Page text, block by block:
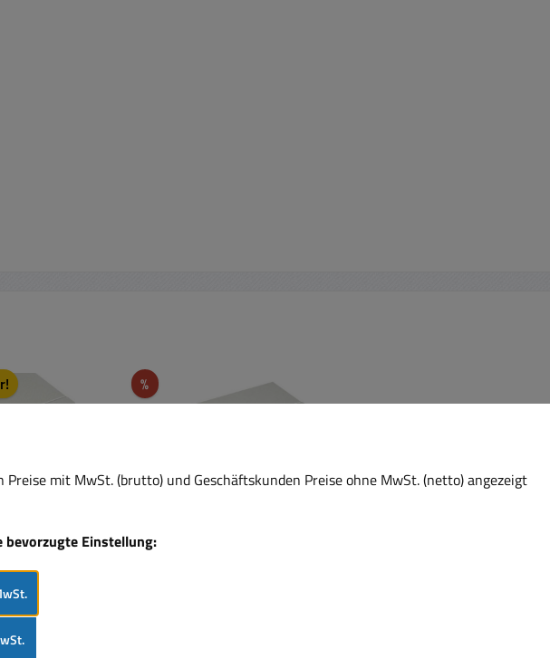
Splitter
Video
%Rabatt
mit MwSt. (brutto) und Geschäftskunden Preise ohne MwSt. (netto) angezeigt
bevorzugte Einstellung: